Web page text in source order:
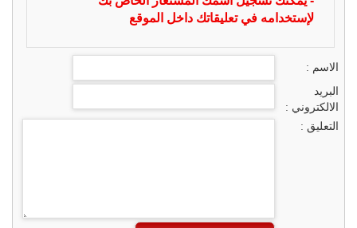
لإستخدامه في تعليقاتك داخل الموقع
الاسم :
البريد
الالكتروني :
التعليق :